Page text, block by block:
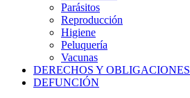
Parásitos
Reproducción
Higiene
Peluquería
Vacunas
DERECHOS Y OBLIGACIONES
DEFUNCIÓN